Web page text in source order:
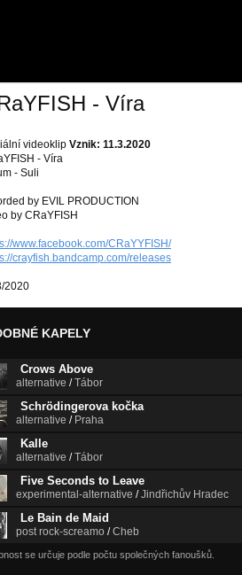
- Víra
videoklip Vznik: 11.3.2020
- Víra
- Suli
by EVIL PRODUCTION
by CRaYFISH
www.facebook.com/CRaYYFISH/
crayfish.bandcamp.com/releases
2020
KAPELY
Crows Above
alternative /Tábor
Schrödingerova kočka
alternative / Praha
Kalle
alternative /Tábor
Five Seconds to Leave
experimental-alternative /Jindřichův Hradec
Le Bain de Maid
post rock-screamo /Cheb
se určuje podle počtu společných fanoušků.